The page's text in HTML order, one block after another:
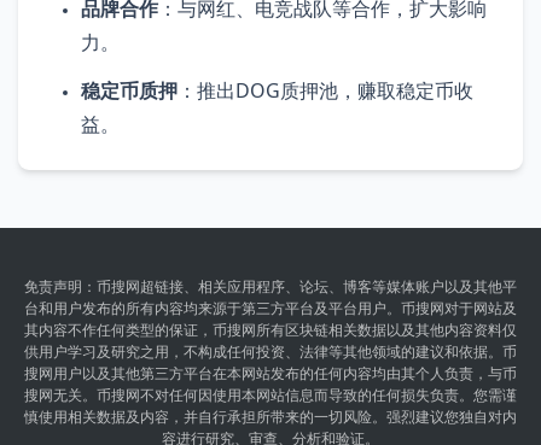
品牌合作 ：与网红、电竞战队等合作，扩大影响
力。
稳定币质押 ：推出DOG质押池，赚取稳定币收
益。
免责声明：币搜网超链接、相关应用程序、论坛、博客等媒体账户以及其他平
台和用户发布的所有内容均来源于第三方平台及平台用户。币搜网对于网站及
其内容不作任何类型的保证，币搜网所有区块链相关数据以及其他内容资料仅
供用户学习及研究之用，不构成任何投资、法律等其他领域的建议和依据。币
搜网用户以及其他第三方平台在本网站发布的任何内容均由其个人负责，与币
搜网无关。币搜网不对任何因使用本网站信息而导致的任何损失负责。您需谨
慎使用相关数据及内容，并自行承担所带来的一切风险。强烈建议您独自对内
容进行研究、审查、分析和验证。